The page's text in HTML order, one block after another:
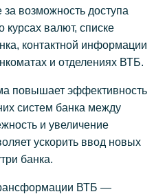
возможность доступа
курсах валют, списке
контактной информации
и отделениях ВТБ.
повышает эффективность
систем банка между
и увеличение
ускорить ввод новых
банка.
ВТБ —